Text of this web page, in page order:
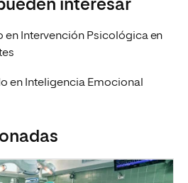
interesar
en Intervención Psicológica en
en Inteligencia Emocional